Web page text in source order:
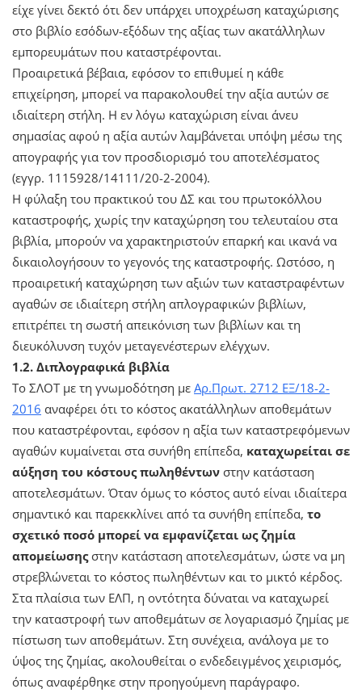
είχε γίνει δεκτό ότι δεν υπάρχει υποχρέωση καταχώρισης
στο βιβλίο εσόδων-εξόδων της αξίας των ακατάλληλων
εμπορευμάτων που καταστρέφονται.
Προαιρετικά βέβαια, εφόσον το επιθυμεί η κάθε
επιχείρηση, μπορεί να παρακολουθεί την αξία αυτών σε
ιδιαίτερη στήλη. Η εν λόγω καταχώριση είναι άνευ
σημασίας αφού η αξία αυτών λαμβάνεται υπόψη μέσω της
απογραφής για τον προσδιορισμό του αποτελέσματος
(εγγρ. 1115928/14111/20-2-2004).
Η φύλαξη του πρακτικού του ΔΣ και του πρωτοκόλλου
καταστροφής, χωρίς την καταχώρηση του τελευταίου στα
βιβλία, μπορούν να χαρακτηριστούν επαρκή και ικανά να
δικαιολογήσουν το γεγονός της καταστροφής. Ωστόσο, η
προαιρετική καταχώρηση των αξιών των καταστραφέντων
αγαθών σε ιδιαίτερη στήλη απλογραφικών βιβλίων,
επιτρέπει τη σωστή απεικόνιση των βιβλίων και τη
διευκόλυνση τυχόν μεταγενέστερων ελέγχων.
1.2. Διπλογραφικά βιβλία
Το ΣΛΟΤ με τη γνωμοδότηση με Αρ.Πρωτ. 2712 ΕΞ/18-2-
2016 αναφέρει ότι το κόστος ακατάλληλων αποθεμάτων
που καταστρέφονται, εφόσον η αξία των καταστρεφόμενων
αγαθών κυμαίνεται στα συνήθη επίπεδα, καταχωρείται σε
αύξηση του κόστους πωληθέντων στην κατάσταση
αποτελεσμάτων. Όταν όμως το κόστος αυτό είναι ιδιαίτερα
σημαντικό και παρεκκλίνει από τα συνήθη επίπεδα, το
σχετικό ποσό μπορεί να εμφανίζεται ως ζημία
απομείωσηςστην κατάσταση αποτελεσμάτων, ώστε να μη
στρεβλώνεται το κόστος πωληθέντων και το μικτό κέρδος.
Στα πλαίσια των ΕΛΠ, η οντότητα δύναται να καταχωρεί
την καταστροφή των αποθεμάτων σε λογαριασμό ζημίας με
πίστωση των αποθεμάτων. Στη συνέχεια, ανάλογα με το
ύψος της ζημίας, ακολουθείται ο ενδεδειγμένος χειρισμός,
όπως αναφέρθηκε στην προηγούμενη παράγραφο.